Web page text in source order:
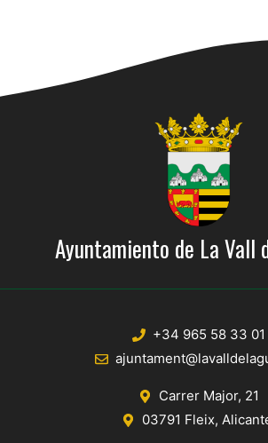
Ayuntamiento de La Vall
+34 965 58 33 01
Carrer Major, 21
03791 Fleix,